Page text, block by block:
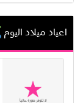
اعياد ميلاد اليوم